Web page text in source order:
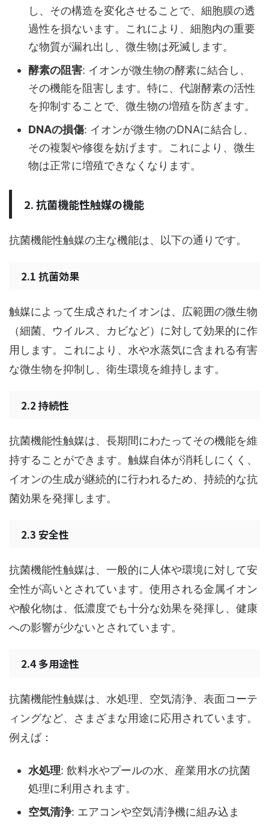
し、その構造を変化させることで、細胞膜の透
過性を損ないます。これにより、細胞内の重要
な物質が漏れ出し、微生物は死滅します。
酵素の阻害: イオンが微生物の酵素に結合し、
その機能を阻害します。特に、代謝酵素の活性
を抑制することで、微生物の増殖を防ぎます。
DNAの損傷: イオンが微生物のDNAに結合し、
その複製や修復を妨げます。これにより、微生
物は正常に増殖できなくなります。
2. 抗菌機能性触媒の機能
抗菌機能性触媒の主な機能は、以下の通りです。
2.1 抗菌効果
触媒によって生成されたイオンは、広範囲の微生物
（細菌、ウイルス、カビなど）に対して効果的に作
用します。これにより、水や水蒸気に含まれる有害
な微生物を抑制し、衛生環境を維持します。
2.2 持続性
抗菌機能性触媒は、長期間にわたってその機能を維
持することができます。触媒自体が消耗しにくく、
イオンの生成が継続的に行われるため、持続的な抗
菌効果を発揮します。
2.3 安全性
抗菌機能性触媒は、一般的に人体や環境に対して安
全性が高いとされています。使用される金属イオン
や酸化物は、低濃度でも十分な効果を発揮し、健康
への影響が少ないとされています。
2.4 多用途性
抗菌機能性触媒は、水処理、空気清浄、表面コーテ
ィングなど、さまざまな用途に応用されています。
例えば：
水処理: 飲料水やプールの水、産業用水の抗菌
処理に利用されます。
空気清浄: エアコンや空気清浄機に組み込ま